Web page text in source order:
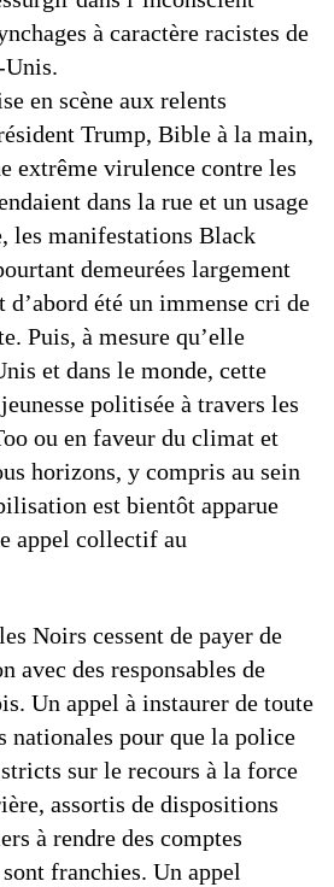
à caractère racistes de
Unis.
en scène aux relents
Trump, Bible à la main,
extrême virulence contre les
dans la rue et un usage
les manifestations Black
demeurées largement
été un immense cri de
Puis, à mesure qu’elle
et dans le monde, cette
politisée à travers les
ou en faveur du climat et
horizons, y compris au sein
est bientôt apparue
appel collectif au
Noirs cessent de payer de
avec des responsables de
Un appel à instaurer de toute
nationales pour que la police
sur le recours à la force
assortis de dispositions
à rendre des comptes
franchies. Un appel